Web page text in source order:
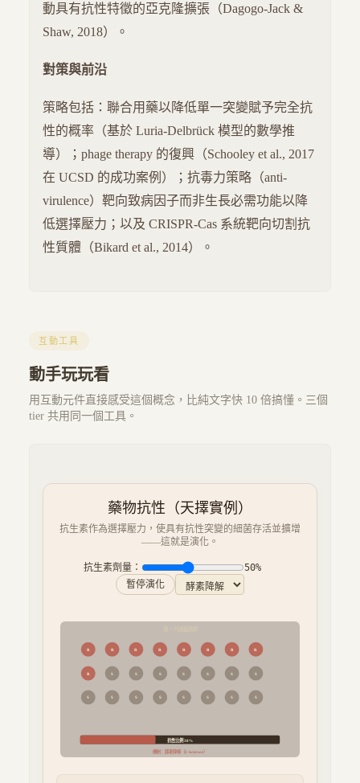
動具有抗性特徵的亞克隆擴張（Dagogo-Jack &
Shaw, 2018）。
對策與前沿
策略包括：聯合用藥以降低單一突變賦予完全抗
性的概率（基於 Luria-Delbrück 模型的數學推
導）；phage therapy 的復興（Schooley et al., 2017
在 UCSD 的成功案例）；抗毒力策略（anti-
virulence）靶向致病因子而非生長必需功能以降
低選擇壓力；以及 CRISPR-Cas 系統靶向切割抗
性質體（Bikard et al., 2014）。
互動工具
動手玩玩看
用互動元件直接感受這個概念，比純文字快 10 倍搞懂。三個
tier 共用同一個工具。
藥物抗性（天擇實例）
抗生素作為選擇壓力，使具有抗性突變的細菌存活並擴增
——這就是演化。
抗生素劑量： 50%
暫停演化
R R R R R R R R
R R S S S S S S
S S S S S S S S
抗性比例43%
機制： 酵素降解 （β-lactamase）